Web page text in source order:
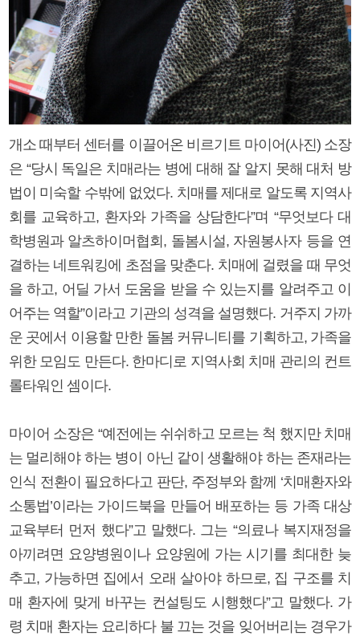
개소 때부터 센터를 이끌어온 비르기트 마이어(사진) 소장
은 “당시 독일은 치매라는 병에 대해 잘 알지 못해 대처 방
법이 미숙할 수밖에 없었다. 치매를 제대로 알도록 지역사
회를 교육하고, 환자와 가족을 상담한다”며 “무엇보다 대
학병원과 알츠하이머협회, 돌봄시설, 자원봉사자 등을 연
결하는 네트워킹에 초점을 맞춘다. 치매에 걸렸을 때 무엇
을 하고, 어딜 가서 도움을 받을 수 있는지를 알려주고 이
어주는 역할”이라고 기관의 성격을 설명했다. 거주지 가까
운 곳에서 이용할 만한 돌봄 커뮤니티를 기획하고, 가족을
위한 모임도 만든다. 한마디로 지역사회 치매 관리의 컨트
롤타워인 셈이다.
마이어 소장은 “예전에는 쉬쉬하고 모르는 척 했지만 치매
는 멀리해야 하는 병이 아닌 같이 생활해야 하는 존재라는
인식 전환이 필요하다고 판단, 주정부와 함께 ‘치매환자와
소통법’이라는 가이드북을 만들어 배포하는 등 가족 대상
교육부터 먼저 했다”고 말했다. 그는 “의료나 복지재정을
아끼려면 요양병원이나 요양원에 가는 시기를 최대한 늦
추고, 가능하면 집에서 오래 살아야 하므로, 집 구조를 치
매 환자에 맞게 바꾸는 컨설팅도 시행했다”고 말했다. 가
령 치매 환자는 요리하다 불 끄는 것을 잊어버리는 경우가